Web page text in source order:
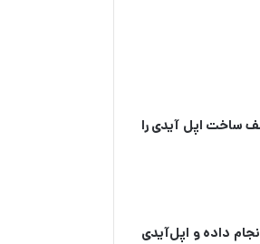
ساخت اپل آیدی را
داده و اپل‌آیدی